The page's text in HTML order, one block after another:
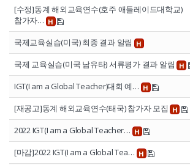
[수정]동계 해외교육연수(호주 애들레이드대학교)
참가자… H
국제교육실습(미국) 최종 결과 알림 H
국제 교육실습(미국 남유타) 서류평가 결과 알림 H
IGT(I am a Global Teacher)대회 예… H
[재공고]동계 해외교육연수(태국) 참가자 모집 H
2022 IGT(I am a Global Teacher… H
[마감]2022 IGT(I am a Global Tea… H